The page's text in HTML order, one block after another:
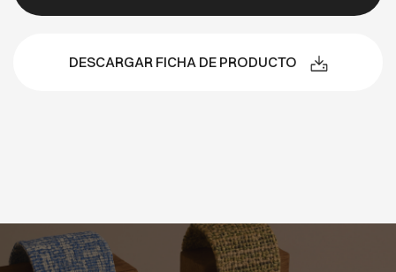
DESCARGAR FICHA DE PRODUCTO